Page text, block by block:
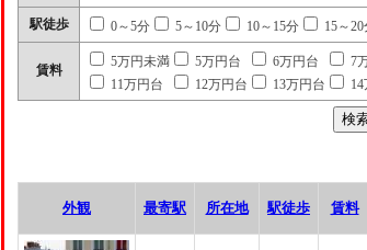
駅徒歩 0～5分 5～10分 10～15分 15～20
賃料
5万円未満 5万円台 6万円台 7
11万円台
12万円台 13万円台
外観 最寄駅 所在地 駅徒歩 賃料